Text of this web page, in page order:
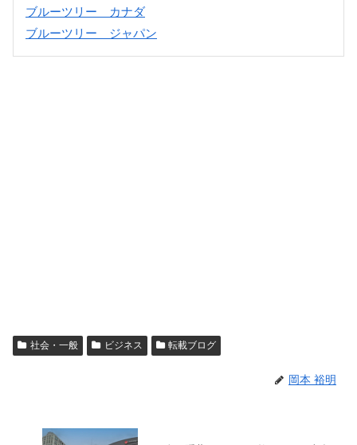
ブルーツリー カナダ
ブルーツリー ジャパン
社会・一般 ビジネス 転載ブログ
岡本 裕明